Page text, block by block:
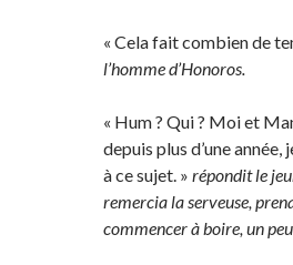
« Cela fait combien de
l’homme d’Honoros.
« Hum ? Qui ? Moi et
depuis plus d’une
à ce sujet. » répondit le
remercia la serveuse,
commencer à boire, un